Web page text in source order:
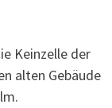
Keinzelle der
alten Gebäude